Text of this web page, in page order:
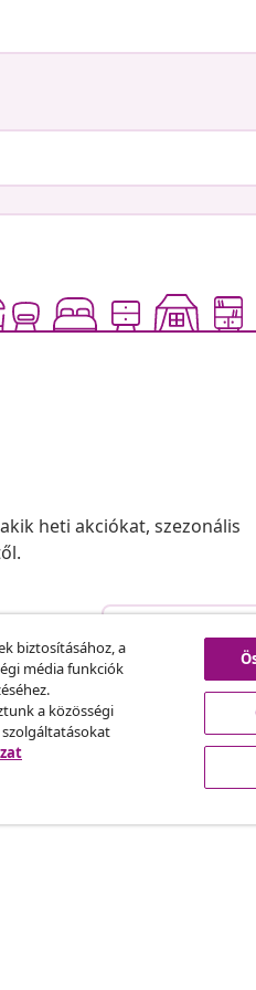
heti akciókat, szezonális
kérelmet.
Szerződéstől
biztosításához, a
média funkciók
a közösségi